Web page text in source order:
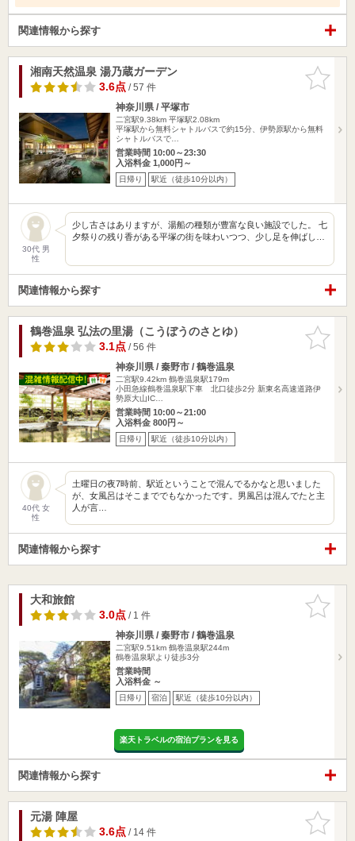
関連情報から探す
お気に入
りに追加
湘南天然温泉 湯乃蔵ガーデン
3.6点/ 57 件
神奈川県 / 平塚市
二宮駅9.38km 平塚駅2.08km
平塚駅から無料シャトルバスで約15分、伊勢原駅から無料
シャトルバスで…
営業時間 10:00～23:30
入浴料金 1,000円～
日帰り 駅近（徒歩10分以内）
30代 男
性
少し古さはありますが、湯船の種類が豊富な良い施設でした。 七
夕祭りの残り香がある平塚の街を味わいつつ、少し足を伸ばし…
関連情報から探す
お気に入
りに追加
鶴巻温泉 弘法の里湯（こうぼうのさとゆ）
3.1点/ 56 件
神奈川県 / 秦野市 / 鶴巻温泉
二宮駅9.42km 鶴巻温泉駅179m
小田急線鶴巻温泉駅下車 北口徒歩2分 新東名高速道路伊
勢原大山IC…
営業時間 10:00～21:00
入浴料金 800円～
日帰り 駅近（徒歩10分以内）
40代 女
性
土曜日の夜7時前、駅近ということで混んでるかなと思いました
が、女風呂はそこまででもなかったです。男風呂は混んでたと主
人が言…
関連情報から探す
お気に入
りに追加
大和旅館
3.0点/ 1 件
神奈川県 / 秦野市 / 鶴巻温泉
二宮駅9.51km 鶴巻温泉駅244m
鶴巻温泉駅より徒歩3分
営業時間
入浴料金 ～
日帰り 宿泊 駅近（徒歩10分以内）
楽天トラベルの宿泊プランを見る
関連情報から探す
お気に入
りに追加
元湯 陣屋
3.6点/ 14 件